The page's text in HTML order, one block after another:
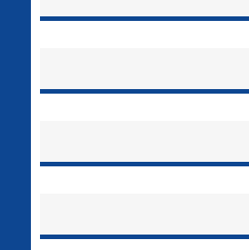
שירותי תמיכה
לכל מוצרי היצרן